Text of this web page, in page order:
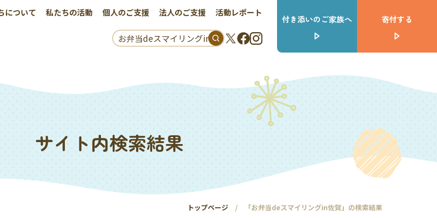
について 私たちの活動 個人のご支援 法人のご支援 活動レポート
付き添いのご家族へ 寄付する
サイト内検索結果
トップページ 「お弁当deスマイリングin佐賀」の検索結果